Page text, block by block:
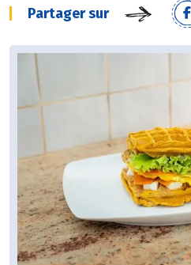
Partager sur